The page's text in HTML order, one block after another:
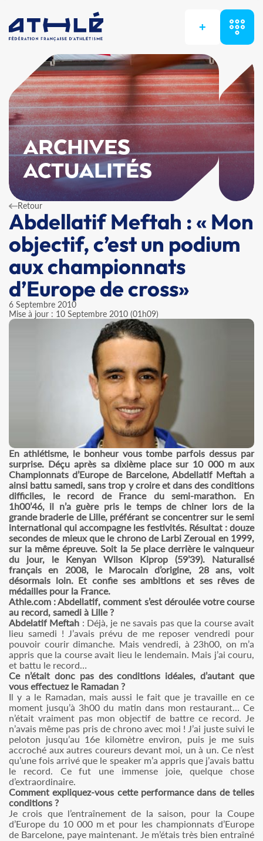
+
ARCHIVES
ACTUALITÉS
Retour
Abdellatif Meftah : « Mon
objectif, c’est un podium
aux championnats
d’Europe de cross»
6 Septembre 2010
Mise à jour : 10 Septembre 2010 (01h09)
En athlétisme, le bonheur vous tombe parfois dessus par
surprise. Déçu après sa dixième place sur 10 000 m aux
Championnats d’Europe de Barcelone, Abdellatif Meftah a
ainsi battu samedi, sans trop y croire et dans des conditions
difficiles, le record de France du semi-marathon. En
1h00’46, il n’a guère pris le temps de chiner lors de la
grande braderie de Lille, préférant se concentrer sur le semi
international qui accompagne les festivités. Résultat : douze
secondes de mieux que le chrono de Larbi Zeroual en 1999,
sur la même épreuve. Soit la 5e place derrière le vainqueur
du jour, le Kenyan Wilson Kiprop (59’39). Naturalisé
français en 2008, le Marocain d’origine, 28 ans, voit
désormais loin. Et confie ses ambitions et ses rêves de
médailles pour la France.
Athle.com : Abdellatif, comment s’est déroulée votre course
au record, samedi à Lille ?
Abdelatif Meftah : Déjà, je ne savais pas que la course avait
lieu samedi ! J’avais prévu de me reposer vendredi pour
pouvoir courir dimanche. Mais vendredi, à 23h00, on m’a
appris que la course avait lieu le lendemain. Mais j’ai couru,
et battu le record…
Ce n’était donc pas des conditions idéales, d’autant que
vous effectuez le Ramadan ?
Il y a le Ramadan, mais aussi le fait que je travaille en ce
moment jusqu’à 3h00 du matin dans mon restaurant… Ce
n’était vraiment pas mon objectif de battre ce record. Je
n’avais même pas pris de chrono avec moi ! J’ai juste suivi le
peloton jusqu’au 16e kilomètre environ, puis je me suis
accroché aux autres coureurs devant moi, un à un. Ce n’est
qu’une fois arrivé que le speaker m’a appris que j’avais battu
le record. Ce fut une immense joie, quelque chose
d’extraordinaire.
Comment expliquez-vous cette performance dans de telles
conditions ?
Je crois que l’entraînement de la saison, pour la Coupe
d’Europe du 10 000 m et pour les championnats d’Europe
de Barcelone, paye maintenant. Je m’étais très bien entraîné